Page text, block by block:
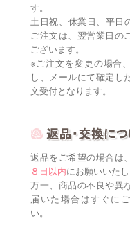
す。
土日祝、休業日、平日
ご注文は、翌営業日の
ございます。
※ご注文を変更の場合
し、メールにて確定し
文受付となります。
返品をご希望の場合は
８日以内にお願いいたし
万一、商品の不良や異
届いた場合はすぐに
い。